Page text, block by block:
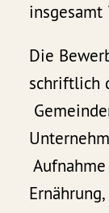
insgesamt
Die
schriftlich